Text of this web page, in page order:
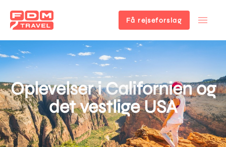
til
hovedindhold
Få rejseforslag
Oplevelser i Californien og
det vestlige USA